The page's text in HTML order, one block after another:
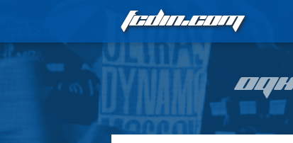
FCDIN.COM